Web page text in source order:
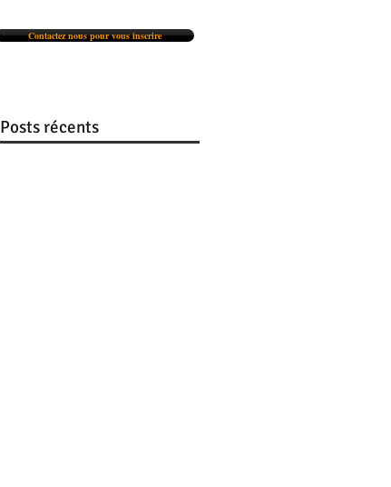
Contactez nous pour vous inscrire
Posts récents